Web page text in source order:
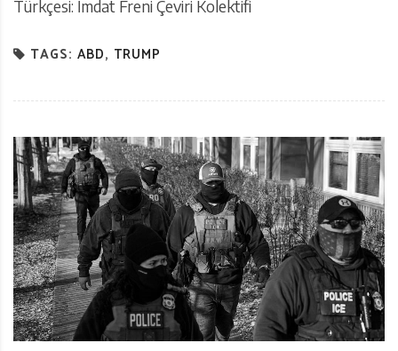
Türkçesi: İmdat Freni Çeviri Kolektifi
TAGS: ABD, TRUMP